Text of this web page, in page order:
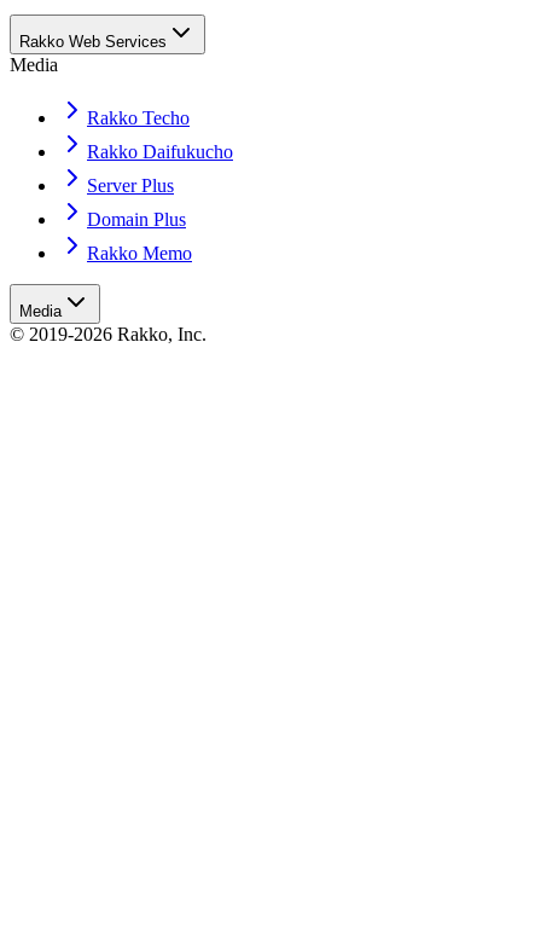
Rakko Web Services
Media
Rakko Techo
Rakko Daifukucho
Server Plus
Domain Plus
Rakko Memo
Media
© 2019-2026 Rakko, Inc.